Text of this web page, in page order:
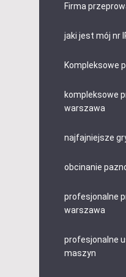
Firma
jaki jest mój nr
Kompleksowe
kompleksowe
warszawa
najfajniejsze
obcinanie
profesjonalne
warszawa
profesjonalne
maszyn